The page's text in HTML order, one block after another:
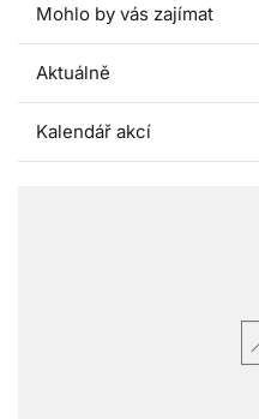
Mohlo by vás zajímat
Aktuálně
Kalendář akcí